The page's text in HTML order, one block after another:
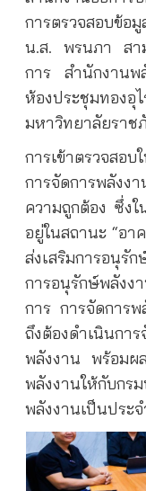
การตรวจสอบข้
น.ส. พรนภา สา
การ สำนักงาน
ห้องประชุมทองอุ
มหาวิทยาลัยราช
การเข้าตรวจสอ
การจัดการพลังง
ความถูกต้อง ซึ่ง
อยู่ในสถานะ “อ
ส่งเสริมการอนุรั
การอนุรักษ์พลังง
การ การจัดการ
ถึงต้องดำเนินกา
พลังงาน พร้อมผล
พลังงานให้กับกร
พลังงานเป็นประ